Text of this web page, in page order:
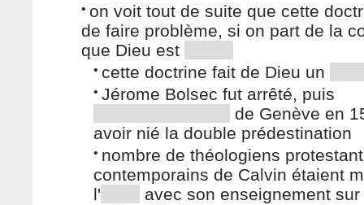
• on voit tout de suite que cette
de faire problème, si on part de la
que Dieu est
• cette doctrine fait de Dieu un
• Jérome Bolsec fut arrêté, puis
de Genève en
avoir nié la double prédestination
• nombre de théologiens
contemporains de Calvin étaient
l'
avec son enseignement